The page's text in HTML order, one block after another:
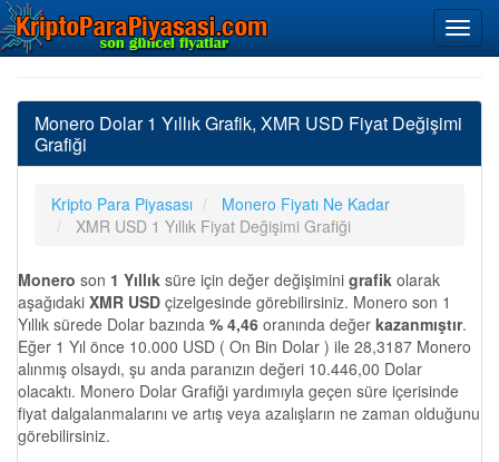
Monero Dolar 1 Yıllık Grafik, XMR USD Fiyat Değişimi
Grafiği
Kripto Para Piyasası
Monero Fiyatı Ne Kadar
XMR USD 1 Yıllık Fiyat Değişimi Grafiği
Monero son 1 Yıllık süre için değer değişimini grafik olarak
aşağıdaki XMR USD çizelgesinde görebilirsiniz. Monero son 1
Yıllık sürede Dolar bazında % 4,46 oranında değer kazanmıştır.
Eğer 1 Yıl önce 10.000 USD ( On Bin Dolar ) ile 28,3187 Monero
alınmış olsaydı, şu anda paranızın değeri 10.446,00 Dolar
olacaktı. Monero Dolar Grafiği yardımıyla geçen süre içerisinde
fiyat dalgalanmalarını ve artış veya azalışların ne zaman olduğunu
görebilirsiniz.